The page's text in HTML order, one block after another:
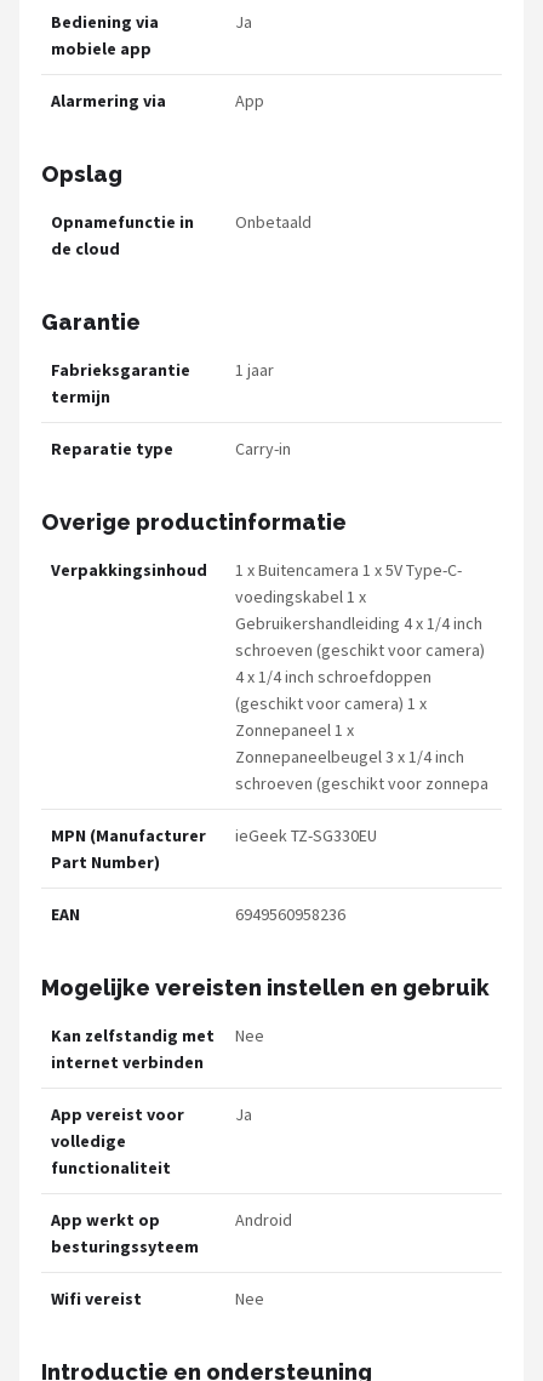
Bediening via
mobiele app
Ja
Alarmering via App
Opslag
Opnamefunctie in
de cloud
Onbetaald
Garantie
Fabrieksgarantie
termijn
1 jaar
Reparatie type Carry-in
Overige productinformatie
Verpakkingsinhoud
1 x Buitencamera 1 x 5V Type-C-
voedingskabel 1 x
Gebruikershandleiding 4 x 1/4 inch
schroeven (geschikt voor camera)
4 x 1/4 inch schroefdoppen
(geschikt voor camera) 1 x
Zonnepaneel 1 x
Zonnepaneelbeugel 3 x 1/4 inch
schroeven (geschikt voor zonnepa
MPN (Manufacturer
Part Number)
ieGeek TZ-SG330EU
EAN 6949560958236
Mogelijke vereisten instellen en gebruik
Kan zelfstandig met
internet verbinden
Nee
App vereist voor
volledige
functionaliteit
Ja
App werkt op
besturingssyteem
Android
Wifi vereist Nee
Introductie en ondersteuning